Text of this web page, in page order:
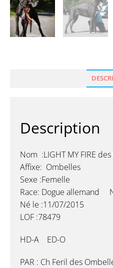
Description
Nom :LIGHT MY FIRE des
Affixe: Ombelles
Sexe :Femelle
Race: Dogue allemand
Né le :11/07/2015
LOF :78479
HD-A ED-O
PAR : Ch Feril des